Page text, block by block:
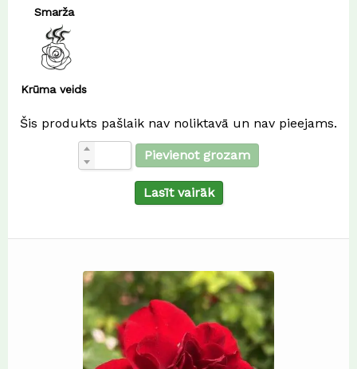
Smarža
Krūma veids
Šis produkts pašlaik nav noliktavā un nav pieejams.
Pievienot grozam
Lasīt vairāk